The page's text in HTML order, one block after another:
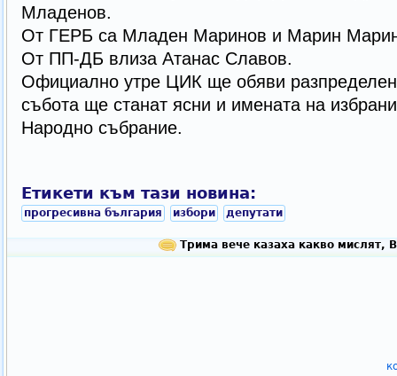
Младенов.
От ГЕРБ са Младен Маринов и Марин
От ПП-ДБ влиза Атанас Славов.
Официално утре ЦИК ще обяви
събота ще станат ясни и имената на
Народно събрание.
Етикети към тази новина:
прогресивна българия избори депутати
Трима вече казаха какво мислят,